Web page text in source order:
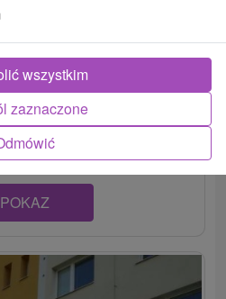
Tatry
v známej kúpeľnej obci
POKAZ
zaznaczone
wszystkim